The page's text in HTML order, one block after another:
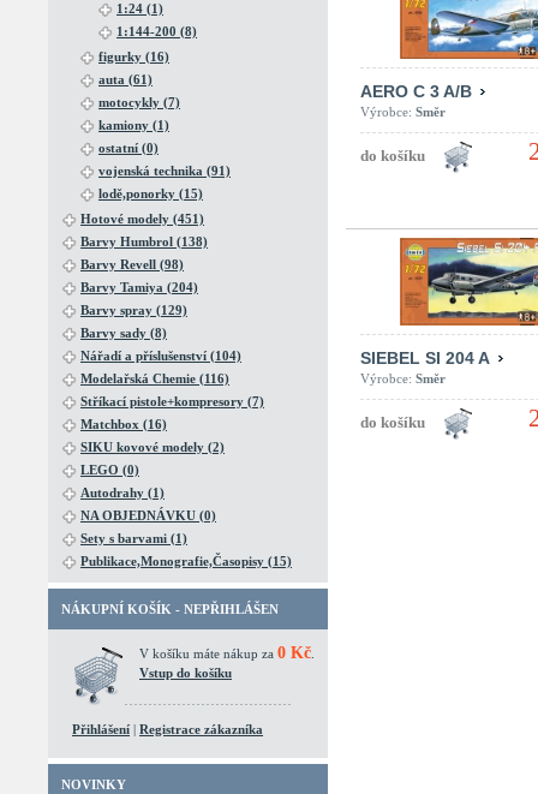
1:24 (1)
1:144-200 (8)
figurky (16)
auta (61)
motocykly (7)
kamiony (1)
ostatní (0)
vojenská technika (91)
lodě,ponorky (15)
Hotové modely (451)
Barvy Humbrol (138)
Barvy Revell (98)
Barvy Tamiya (204)
Barvy spray (129)
Barvy sady (8)
Nářadí a příslušenství (104)
Modelařská Chemie (116)
Stříkací pistole+kompresory (7)
Matchbox (16)
SIKU kovové modely (2)
LEGO (0)
Autodrahy (1)
NA OBJEDNÁVKU (0)
Sety s barvami (1)
Publikace,Monografie,Časopisy (15)
NÁKUPNÍ KOŠÍK - NEPŘIHLÁŠEN
V košíku máte nákup za 0 Kč
Vstup do košíku
Přihlášení | Registrace zákazníka
NOVINKY
AERO C 3 A/B
Výrobce: Směr
SIEBEL SI 204 A
Výrobce: Směr